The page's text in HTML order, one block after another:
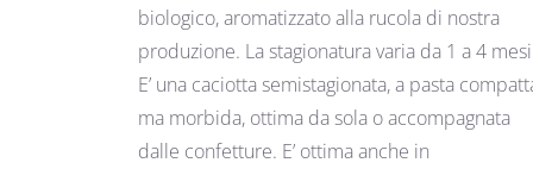
biologico, aromatizzato alla rucola di nostra
produzione. La stagionatura varia da 1 a 4
E’ una caciotta semistagionata, a pasta
ma morbida, ottima da sola o accompagnata
dalle confetture. E’ ottima anche in